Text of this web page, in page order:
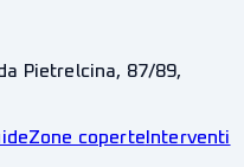
Pietrelcina, 87/89,
Zone coperteInterventi